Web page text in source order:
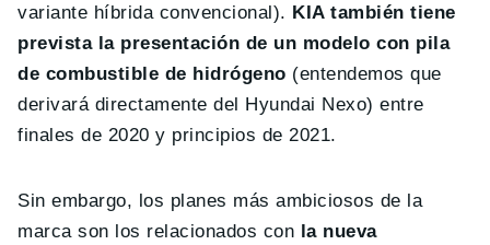
variante híbrida convencional). KIA también tiene
prevista la presentación de un modelo con pila
de combustible de hidrógeno (entendemos que
derivará directamente del Hyundai Nexo) entre
finales de 2020 y principios de 2021.
Sin embargo, los planes más ambiciosos de la
marca son los relacionados con la nueva